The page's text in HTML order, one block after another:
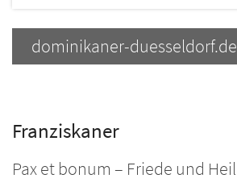
dominikaner-duesseldorf.de
Franziskaner
Pax et bonum – Friede und Heil